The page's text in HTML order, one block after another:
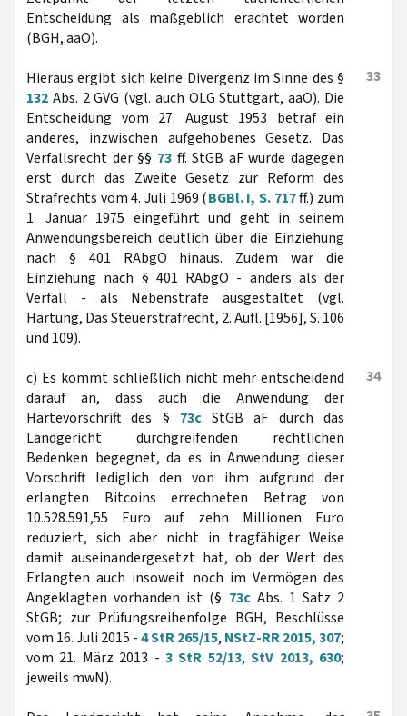
Entscheidung als maßgeblich erachtet worden
(BGH, aaO).
33
Hieraus ergibt sich keine Divergenz im Sinne des §
132 Abs. 2 GVG (vgl. auch OLG Stuttgart, aaO). Die
Entscheidung vom 27. August 1953 betraf ein
anderes, inzwischen aufgehobenes Gesetz. Das
Verfallsrecht der §§ 73ff. StGB aF wurde dagegen
erst durch das Zweite Gesetz zur Reform des
Strafrechts vom 4. Juli 1969 (BGBl. I, S. 717ff.) zum
1. Januar 1975 eingeführt und geht in seinem
Anwendungsbereich deutlich über die Einziehung
nach § 401 RAbgO hinaus. Zudem war die
Einziehung nach § 401 RAbgO - anders als der
Verfall - als Nebenstrafe ausgestaltet (vgl.
Hartung, Das Steuerstrafrecht, 2. Aufl. [1956], S. 106
und 109).
34
c) Es kommt schließlich nicht mehr entscheidend
darauf an, dass auch die Anwendung der
Härtevorschrift des § 73cStGB aF durch das
Landgericht durchgreifenden rechtlichen
Bedenken begegnet, da es in Anwendung dieser
Vorschrift lediglich den von ihm aufgrund der
erlangten Bitcoins errechneten Betrag von
10.528.591,55 Euro auf zehn Millionen Euro
reduziert, sich aber nicht in tragfähiger Weise
damit auseinandergesetzt hat, ob der Wert des
Erlangten auch insoweit noch im Vermögen des
Angeklagten vorhanden ist (§ 73cAbs. 1 Satz 2
StGB; zur Prüfungsreihenfolge BGH, Beschlüsse
vom 16. Juli 2015 -4 StR 265/15, NStZ-RR 2015, 307;
vom 21. März 2013 - 3 StR 52/13,StV 2013, 630;
jeweils mwN).